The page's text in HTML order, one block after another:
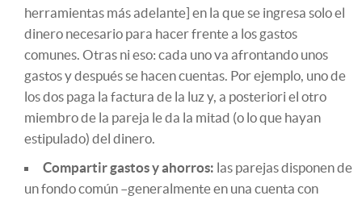
herramientas más adelante] en la que se ingresa solo el
dinero necesario para hacer frente a los gastos
comunes. Otras ni eso: cada uno va afrontando unos
gastos y después se hacen cuentas. Por ejemplo, uno de
los dos paga la factura de la luz y, a posteriori el otro
miembro de la pareja le da la mitad (o lo que hayan
estipulado) del dinero.
Compartir gastos y ahorros: las parejas disponen de
un fondo común –generalmente en una cuenta con